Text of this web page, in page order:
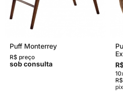
Puff Monterrey
R$ preço
sob consulta
pix